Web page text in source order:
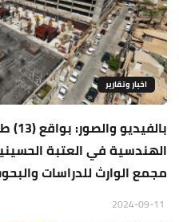
اخبار وتقارير
الهندسية في العتبة
مجمع الوارث للدراسات